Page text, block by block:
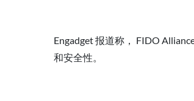
Engadget 报道称， FIDO
和安全性。